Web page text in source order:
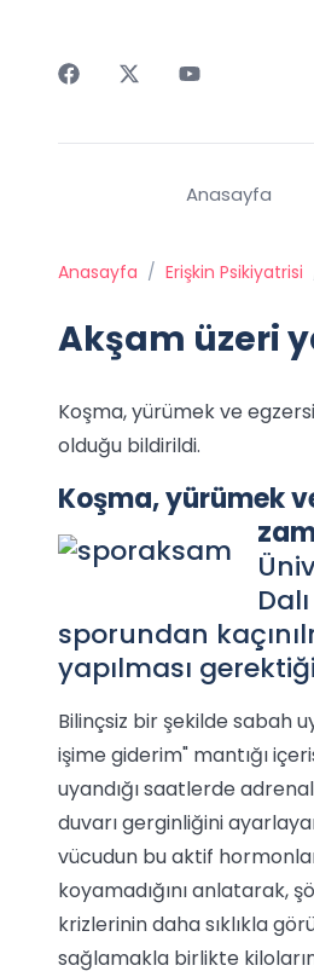
Anasayfa
Anasayfa / Erişkin Psikiyatrisi
Akşam üzeri
Koşma, yürümek ve
olduğu bildirildi.
Koşma, yürümek
sporundan
yapılması
Bilinçsiz bir şekilde sabah
işime giderim" mantığı
uyandığı saatlerde
duvarı gerginliğini
vücudun bu aktif
koyamadığını anlatarak,
krizlerinin daha sıklıkla
sağlamakla birlikte